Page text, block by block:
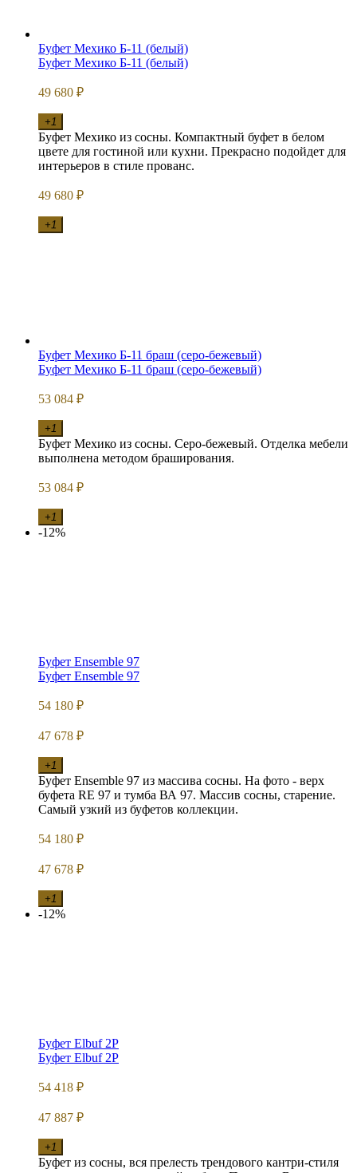
Буфет Мехико Б-11 (белый)
Буфет Мехико Б-11 (белый)
49 680 ₽
+1
Буфет Мехико из сосны. Компактный буфет в белом
цвете для гостиной или кухни. Прекрасно подойдет для
интерьеров в стиле прованс.
49 680 ₽
+1
Буфет Мехико Б-11 браш (серо-бежевый)
Буфет Мехико Б-11 браш (серо-бежевый)
53 084 ₽
+1
Буфет Мехико из сосны. Серо-бежевый. Отделка мебели
выполнена методом браширования.
53 084 ₽
+1
-12%
Буфет Ensemble 97
Буфет Ensemble 97
54 180 ₽
47 678 ₽
+1
Буфет Ensemble 97 из массива сосны. На фото - верх
буфета RE 97 и тумба ВА 97. Массив сосны, старение.
Самый узкий из буфетов коллекции.
54 180 ₽
47 678 ₽
+1
-12%
Буфет Elbuf 2P
Буфет Elbuf 2P
54 418 ₽
47 887 ₽
+1
Буфет из сосны, вся прелесть трендового кантри-стиля